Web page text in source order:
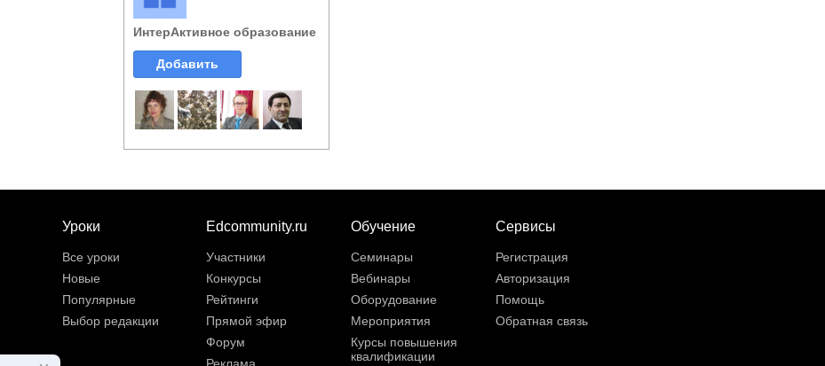
ИнтерАктивное образование
Добавить
Уроки
Все уроки
Новые
Популярные
Выбор редакции
Edcommunity.ru
Участники
Конкурсы
Рейтинги
Прямой эфир
Форум
Реклама
Обучение
Семинары
Вебинары
Оборудование
Мероприятия
Курсы повышения
квалификации
Сервисы
Регистрация
Авторизация
Помощь
Обратная связь